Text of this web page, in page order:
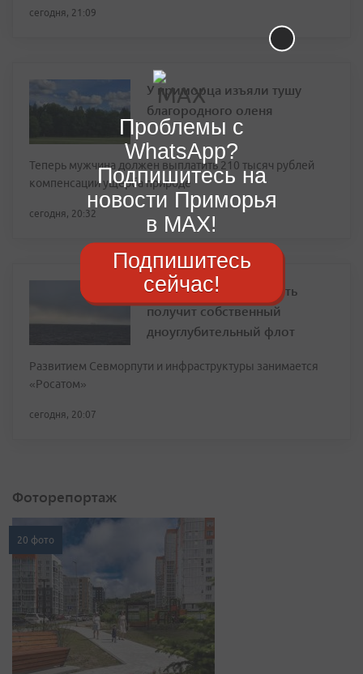
сегодня, 21:09
У приморца изъяли тушу
благородного оленя
Теперь мужчина должен выплатить 210 тысяч рублей
компенсации ущерба природе
сегодня, 20:32
Северный морской путь
получит собственный
дноуглубительный флот
Развитием Севморпути и инфраструктуры занимается
«Росатом»
сегодня, 20:07
Фоторепортаж
20 фото
Проблемы с
WhatsApp?
Подпишитесь на
новости Приморья
в MAX!
Подпишитесь
сейчас!